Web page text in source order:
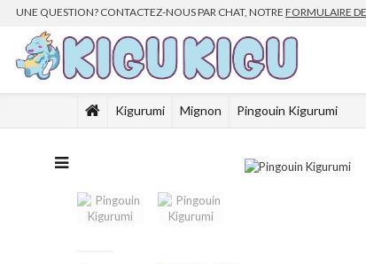
UNE QUESTION? CONTACTEZ-NOUS PAR CHAT, NOTRE FORMULAIRE
Kigurumi Mignon Pingouin Kigurumi